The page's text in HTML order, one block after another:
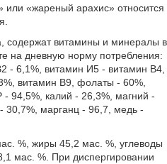
или «жареный арахис» относится
содержат витамины и минералы в
на дневную норму потребления:
- 6,1%, витамин И5 - витамин В4,
витамин В9, фолаты - 60%,
94,5%, калий - 26,3%, магний -
марганц - 96,7, медь -
%, жиры 45,2 мас. %, углеводы
мас. %. При диспергировании